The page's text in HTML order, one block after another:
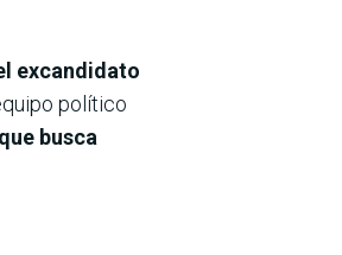
excandidato
político
busca